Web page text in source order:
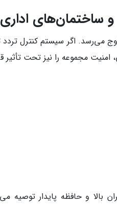
ساختمان‌های اداری
اگر سیستم کنترل تردد
مجموعه را نیز تحت تأثیر
بالا و حافظه پایدار توصیه